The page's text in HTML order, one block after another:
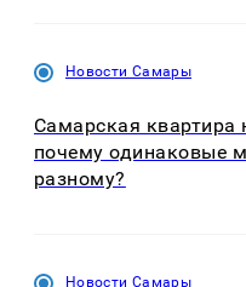
Новости Самары
Самарская квартира
почему одинаковые
разному?
Новости Самары